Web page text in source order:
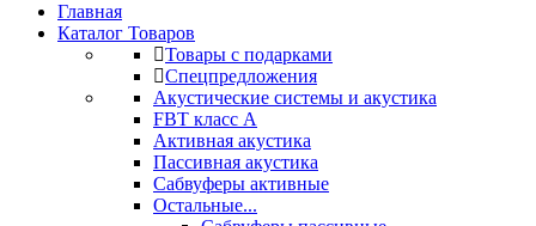
Главная
Каталог Товаров
Товары с подарками
Спецпредложения
Акустические системы и акустика
FBT класс А
Активная акустика
Пассивная акустика
Сабвуферы активные
Остальные...